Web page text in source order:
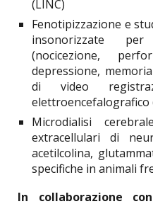
(LINC)
Fenotipizzazione e
insonorizzate
(nocicezione,
depressione,
di video
elettroencefalografico
Microdialisi
extracellulari di
acetilcolina,
specifiche in animali
In collaborazione